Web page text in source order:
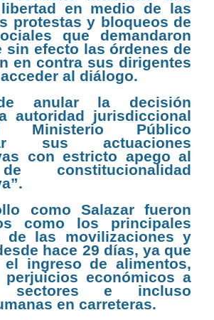
en medio de las
protestas y bloqueos de
que demandaron
sin efecto las órdenes de
en contra sus dirigentes
al diálogo.
anular la decisión
autoridad jurisdiccional
Público
sus actuaciones
con estricto apego al
constitucionalidad
como Salazar fueron
como los principales
de las movilizaciones y
hace 29 días, ya que
el ingreso de alimentos,
perjuicios económicos a
sectores e incluso
en carreteras.